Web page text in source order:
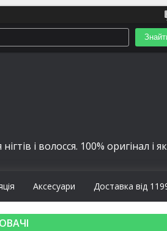
і волосся. 100% оригінал і
Аксесуари Доставка від